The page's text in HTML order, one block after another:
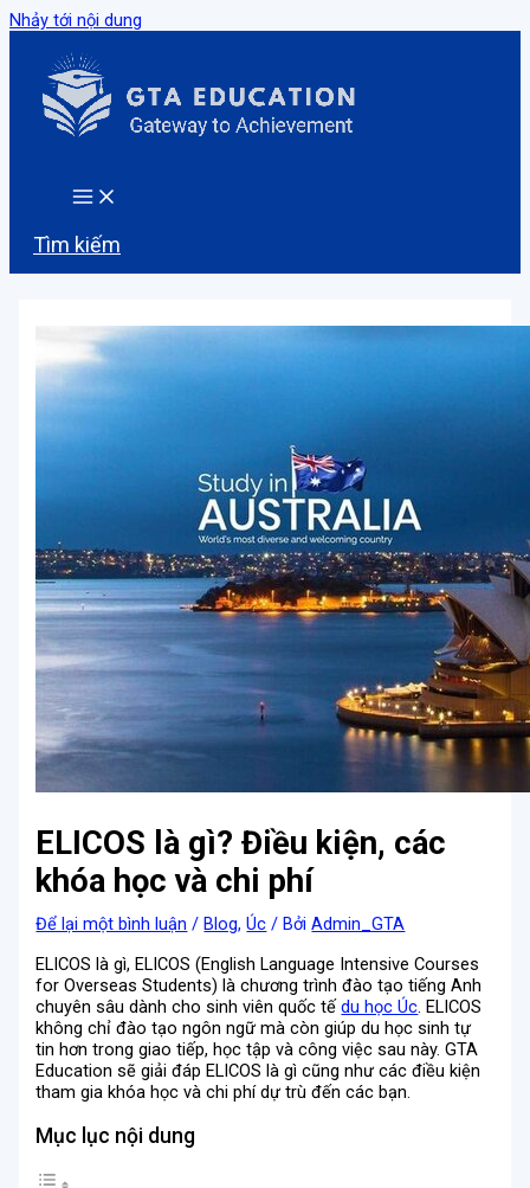
Nhảy tới nội dung
Tìm kiếm
ELICOS là gì? Điều kiện, các
khóa học và chi phí
Để lại một bình luận /Blog,Úc / BởiAdmin_GTA
ELICOS là gì, ELICOS (English Language Intensive Courses
for Overseas Students) là chương trình đào tạo tiếng Anh
chuyên sâu dành cho sinh viên quốc tếdu học Úc. ELICOS
không chỉ đào tạo ngôn ngữ mà còn giúp du học sinh tự
tin hơn trong giao tiếp, học tập và công việc sau này.GTA
Education sẽ giải đáp ELICOS là gì cũng như các điều kiện
tham gia khóa học và chi phí dự trù đến các bạn.
Mục lục nội dung